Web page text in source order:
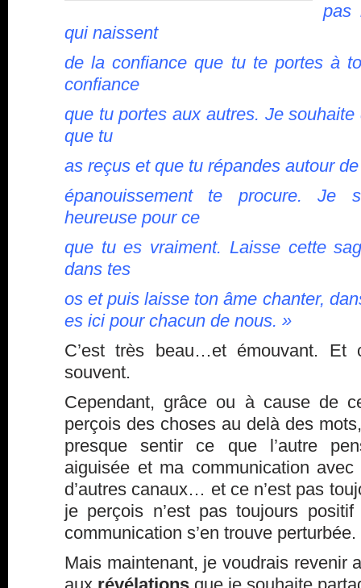
pas
qui naissent
de la confiance que tu te portes à
confiance
que tu portes aux autres. Je
que tu
as reçus et que tu répandes autour
épanouissement te procure. Je
heureuse pour ce
que tu es vraiment. Laisse cette
dans tes
os et puis laisse ton âme chanter,
es ici pour chacun de nous. »
C’est très beau…et émouvant. Et
souvent.
Cependant, grâce ou à cause de
perçois des choses au delà des
presque sentir ce que l’autre
aiguisée et ma communication
d’autres canaux… et ce n’est pas
je perçois n’est pas toujours
communication s’en trouve perturbée.
Mais maintenant, je voudrais revenir